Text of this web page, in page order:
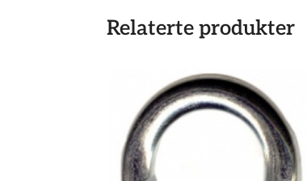
Relaterte produkter